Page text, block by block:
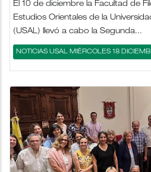
El 10 de diciembre la Facultad de
Estudios Orientales de la
(USAL) llevó a cabo la Segunda...
NOTICIAS USAL MIÉRCOLES 18